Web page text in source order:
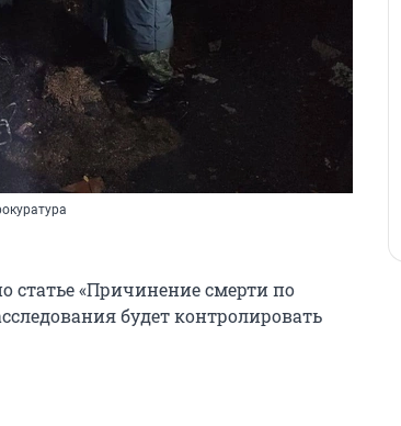
статье «Причинение смерти по
будет контролировать